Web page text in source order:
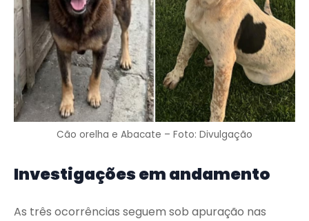
Cão orelha e Abacate – Foto: Divulgação
Investigações em andamento
As três ocorrências seguem sob apuração nas